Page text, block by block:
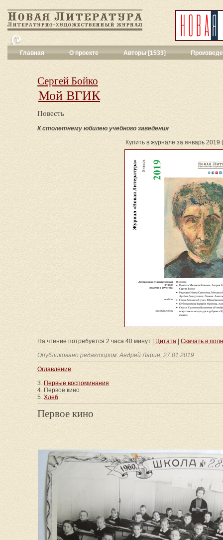
Главная О проекте Авторы [1533]
Драматургия
Галерея[144]
Поэзия[1017]
Другие жанры
Все жанры
Сергей Бойко
Мой ВГИК
Повесть
К столетнему юбилею учебного заведения
Купить в журнале за январь 2019
На чтение потребуется 2 часа 40 минут | Цитата
Скачать в
Опубликовано редактором: Андрей Ларин, 27.01.2019
Оглавление
3. Первые воспоминания
4. Первое кино
5. Хлеб
Первое кино